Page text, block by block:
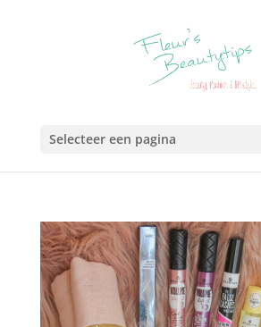
Selecteer een pagina